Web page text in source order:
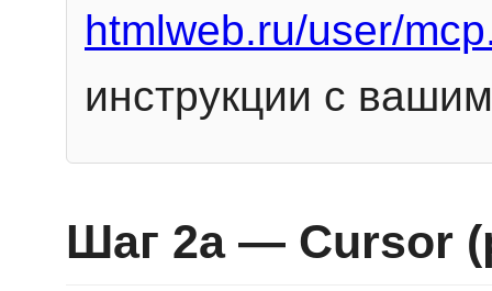
htmlweb.ru/user/
инструкции с
Шаг 2a — Cursor